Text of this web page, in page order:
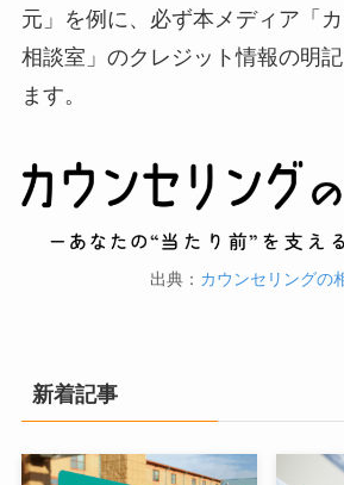
元」を例に、必ず本メディア「
相談室」のクレジット情報の明
ます。
出典： カウンセリングの
新着記事